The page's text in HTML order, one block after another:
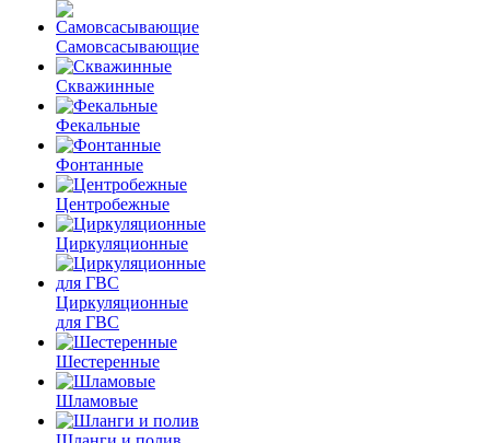
Самовсасывающие
Скважинные
Фекальные
Фонтанные
Центробежные
Циркуляционные
Циркуляционные
для ГВС
Шестеренные
Шламовые